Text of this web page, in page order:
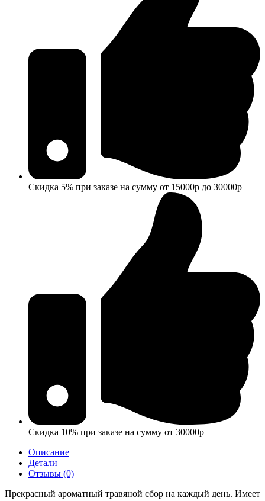
Скидка 5% при заказе на сумму от 15000р до 30000р
Скидка 10% при заказе на сумму от 30000р
Описание
Детали
Отзывы (0)
Прекрасный ароматный травяной сбор на каждый день. Имеет